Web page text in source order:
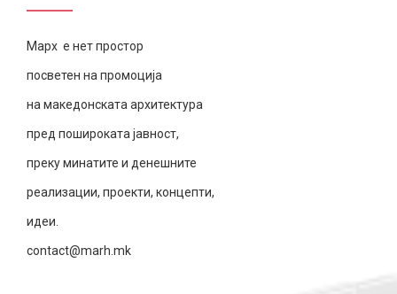
Марх е нет простор
посветен на промоција
на македонската архитектура
пред пошироката јавност,
преку минатите и денешните
реализации, проекти, концепти,
идеи.
contact@marh.mk